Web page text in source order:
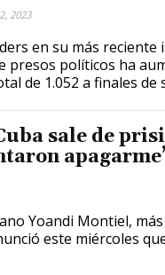
2023
en su más reciente
presos políticos ha
de 1.052 a finales de
sale de
Yoandi Montiel,
este miércoles